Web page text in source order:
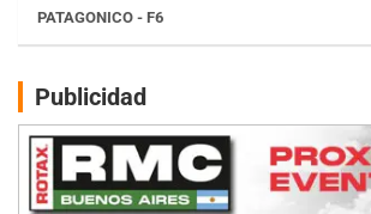
Juventud Unida (Tierra)
Humboldt (Santa Fe)
NORESTE SANTAFESINO - F6
Avellaneda (Santa Fe)
SUR SANTAFESINO - F4
José Samuel Sánchez (Tierra)
Publicidad